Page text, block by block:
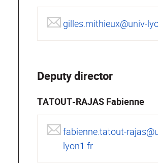
gilles.mithieux@univ-
Deputy director
TATOUT-RAJAS Fabienne
fabienne.tatout-
lyon1.fr